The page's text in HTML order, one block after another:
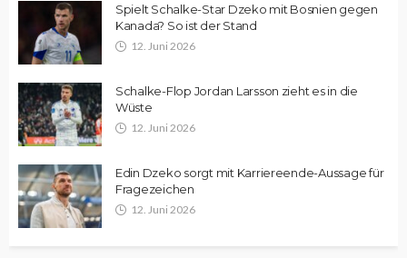
Spielt Schalke-Star Dzeko mit Bosnien gegen
Kanada? So ist der Stand
12. Juni 2026
Schalke-Flop Jordan Larsson zieht es in die
Wüste
12. Juni 2026
Edin Dzeko sorgt mit Karriereende-Aussage für
Fragezeichen
12. Juni 2026